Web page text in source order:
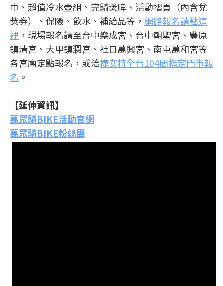
巾、超值冷水壺組、完騎獎牌、活動摺頁（內含兌
獎券）、保險、飲水、補給品等， 網路報名請點這
裡 ，現場報名請至台中樂成宮、台中朝聖宮、豐原
鎮清宮、大甲鎮瀾宮、社口萬興宮、南屯萬和宮等
各宮廟定點報名，或洽捷安特全台104間指定門市報
名 。
【延伸資訊】
萬眾騎BIKE活動官網
萬眾騎BIKE粉絲團